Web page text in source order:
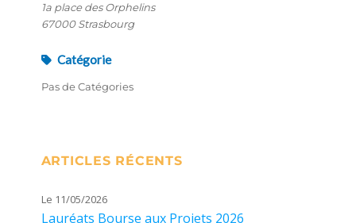
1a place des Orphelins
67000 Strasbourg
Catégorie
Pas de Catégories
ARTICLES RÉCENTS
Le 11/05/2026
Lauréats Bourse aux Projets 2026